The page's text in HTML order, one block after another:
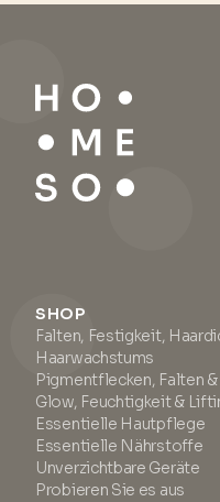
SHOP
Falten, Festigkeit,
Haarwachstums
Pigmentflecken, Falten
Glow, Feuchtigkeit &
Essentielle Hautpflege
Essentielle Nährstoffe
Unverzichtbare Geräte
Probieren Sie es aus